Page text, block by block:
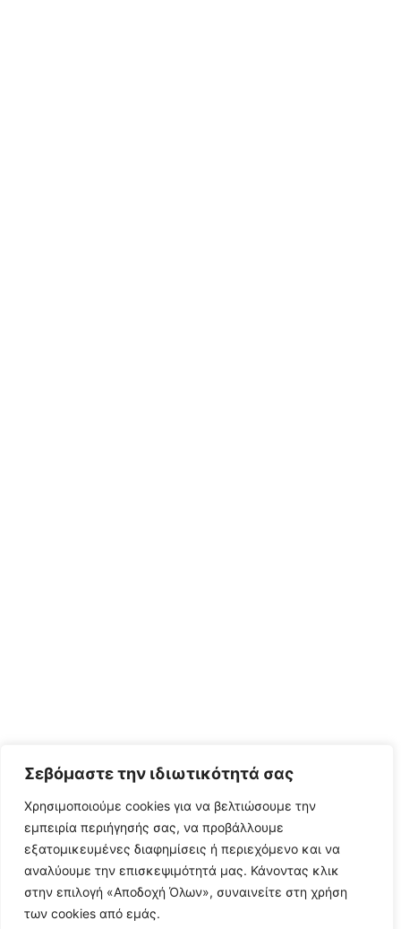
Σεβόμαστε την ιδιωτικότητά σας
Χρησιμοποιούμε cookies για να βελτιώσουμε την
εμπειρία περιήγησής σας, να προβάλλουμε
εξατομικευμένες διαφημίσεις ή περιεχόμενο και να
αναλύουμε την επισκεψιμότητά μας. Κάνοντας κλικ
στην επιλογή «Αποδοχή Όλων», συναινείτε στη χρήση
των cookies από εμάς.